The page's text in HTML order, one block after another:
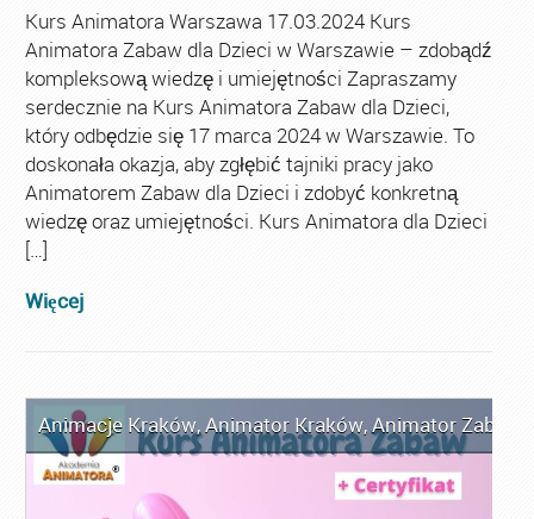
Kurs Animatora Warszawa 17.03.2024 Kurs
Animatora Zabaw dla Dzieci w Warszawie – zdobądź
kompleksową wiedzę i umiejętności Zapraszamy
serdecznie na Kurs Animatora Zabaw dla Dzieci,
który odbędzie się 17 marca 2024 w Warszawie. To
doskonała okazja, aby zgłębić tajniki pracy jako
Animatorem Zabaw dla Dzieci i zdobyć konkretną
wiedzę oraz umiejętności. Kurs Animatora dla Dzieci
[…]
Więcej
Animacje Kraków,Animator Kraków, Animator Zabaw